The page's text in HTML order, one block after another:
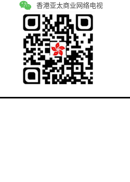
香港亚太商业网络电视